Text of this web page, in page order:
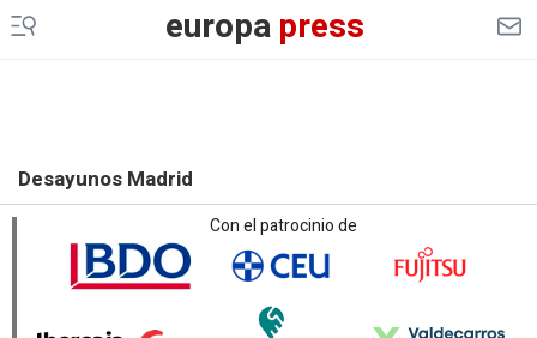
europapress
Desayunos Madrid
Con el patrocinio de